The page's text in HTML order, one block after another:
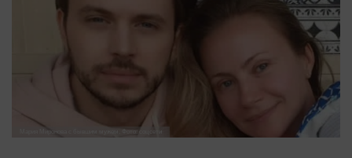
Мария Миронова с бывшим мужем. Фото: соцсети